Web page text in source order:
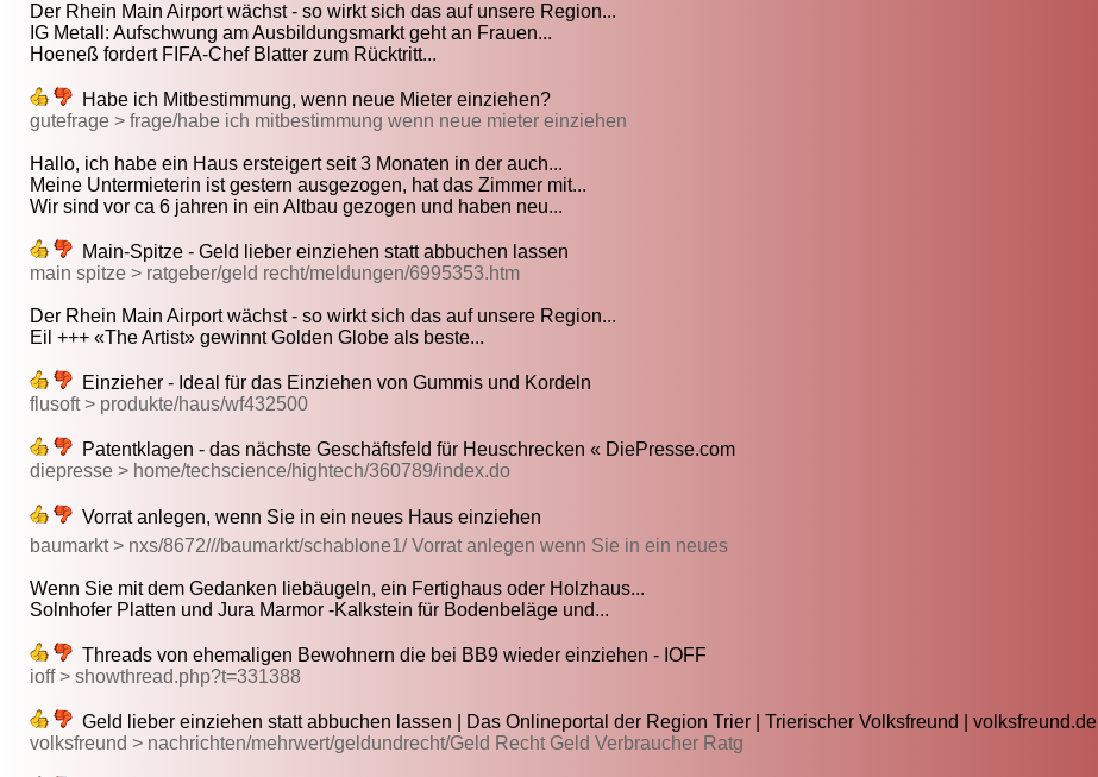
Der Rhein Main Airport wächst - so wirkt sich das auf unsere Region...
IG Metall: Aufschwung am Ausbildungsmarkt geht an Frauen...
Hoeneß fordert FIFA-Chef Blatter zum Rücktritt...
Habe ich Mitbestimmung, wenn neue Mieter einziehen?
gutefrage > frage/habe ich mitbestimmung wenn neue mieter einziehen
Hallo, ich habe ein Haus ersteigert seit 3 Monaten in der auch...
Meine Untermieterin ist gestern ausgezogen, hat das Zimmer mit...
Wir sind vor ca 6 jahren in ein Altbau gezogen und haben neu...
Main-Spitze - Geld lieber einziehen statt abbuchen lassen
main spitze > ratgeber/geld recht/meldungen/6995353.htm
Der Rhein Main Airport wächst - so wirkt sich das auf unsere Region...
Eil +++ «The Artist» gewinnt Golden Globe als beste...
Einzieher - Ideal für das Einziehen von Gummis und Kordeln
flusoft > produkte/haus/wf432500
Patentklagen - das nächste Geschäftsfeld für Heuschrecken « DiePresse.com
diepresse > home/techscience/hightech/360789/index.do
Vorrat anlegen, wenn Sie in ein neues Haus einziehen
baumarkt > nxs/8672///baumarkt/schablone1/ Vorrat anlegen wenn Sie in ein neues
Wenn Sie mit dem Gedanken liebäugeln, ein Fertighaus oder Holzhaus...
Solnhofer Platten und Jura Marmor -Kalkstein für Bodenbeläge und...
Threads von ehemaligen Bewohnern die bei BB9 wieder einziehen - IOFF
ioff > showthread.php?t=331388
Geld lieber einziehen statt abbuchen lassen | Das Onlineportal der Region Trier | Trierischer Volksfreund | volksfreund.de |
volksfreund > nachrichten/mehrwert/geldundrecht/Geld Recht Geld Verbraucher Ratg